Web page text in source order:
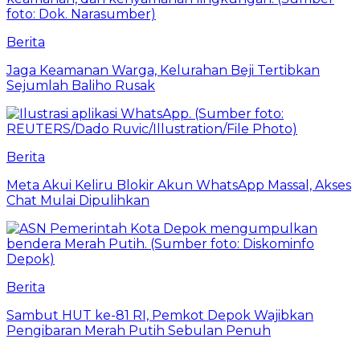
Berita
Jaga Keamanan Warga, Kelurahan Beji Tertibkan
Sejumlah Baliho Rusak
Berita
Meta Akui Keliru Blokir Akun WhatsApp Massal, Akses
Chat Mulai Dipulihkan
Berita
Sambut HUT ke-81 RI, Pemkot Depok Wajibkan
Pengibaran Merah Putih Sebulan Penuh